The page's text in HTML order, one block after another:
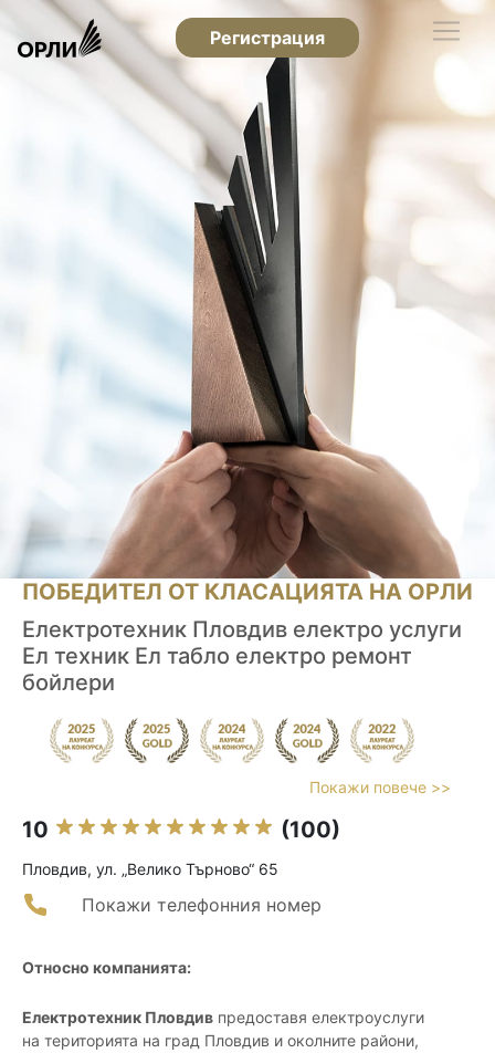
Регистрация
ПОБЕДИТЕЛ ОТ КЛАСАЦИЯТА НА ОРЛИ
Електротехник Пловдив електро услуги
Ел техник Ел табло електро ремонт
бойлери
Покажи повече >>
10 (100)
Пловдив, ул. „Велико Търново“ 65
Покажи телефонния номер
Относно компанията:
Електротехник Пловдив предоставя електроуслуги
на територията на град Пловдив и околните райони,